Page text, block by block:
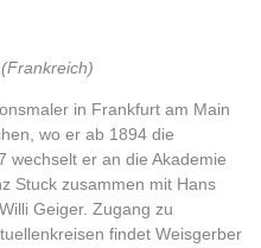
in Frankfurt am Main
wo er ab 1894 die
wechselt er an die Akademie
Stuck zusammen mit Hans
Geiger. Zugang zu
findet Weisgerber